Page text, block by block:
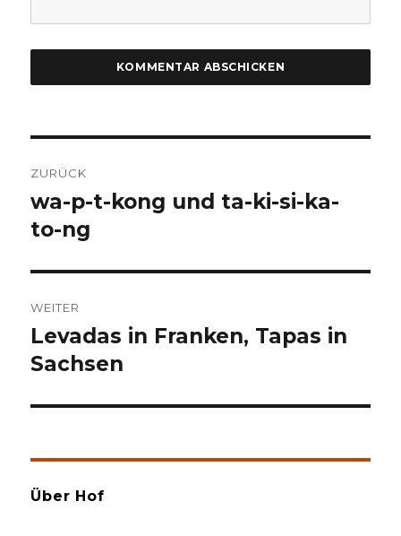
ZURÜCK
Vorheriger
Beitrag:
wa-p-t-kong und ta-ki-si-ka-
to-ng
WEITER
Nächster
Beitrag:
Levadas in Franken, Tapas in
Sachsen
Über Hof